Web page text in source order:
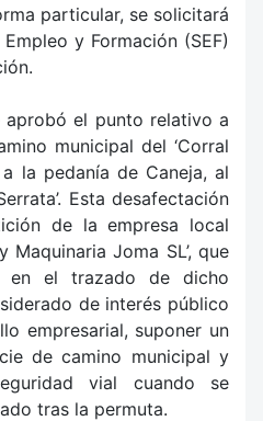
particular, se solicitará
y Formación (SEF)
aprobó el punto relativo a
municipal del ‘Corral
la pedanía de Caneja, al
Esta desafectación
de la empresa local
Maquinaria Joma SL’, que
en el trazado de dicho
de interés público
empresarial, suponer un
de camino municipal y
vial cuando se
tras la permuta.